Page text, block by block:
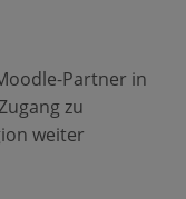
Partner in
zu
weiter